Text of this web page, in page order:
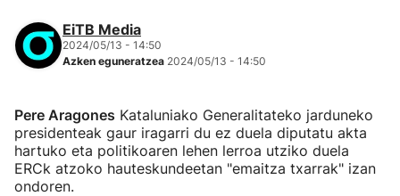
EiTB Media
2024/05/13 - 14:50
Azken eguneratzea 2024/05/13 - 14:50
Pere Aragones Kataluniako Generalitateko jarduneko
presidenteak gaur iragarri du ez duela diputatu akta
hartuko eta politikoaren lehen lerroa utziko duela
ERCk atzoko hauteskundeetan "emaitza txarrak" izan
ondoren.